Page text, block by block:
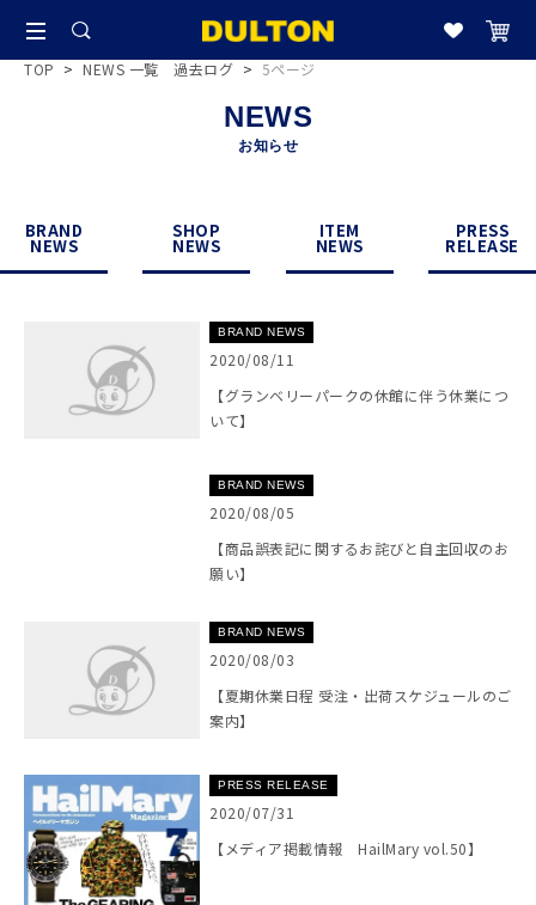
TOP > NEWS 一覧 過去ログ > 5ページ
NEWS
お知らせ
BRAND
NEWS
SHOP
NEWS
ITEM
NEWS
PRESS
RELEASE
BRAND NEWS
2020/08/11
【グランベリーパークの休館に伴う休業につ
いて】
BRAND NEWS
2020/08/05
【商品誤表記に関するお詫びと自主回収のお
願い】
BRAND NEWS
2020/08/03
【夏期休業日程 受注・出荷スケジュールのご
案内】
PRESS RELEASE
2020/07/31
【メディア掲載情報 HailMary vol.50】